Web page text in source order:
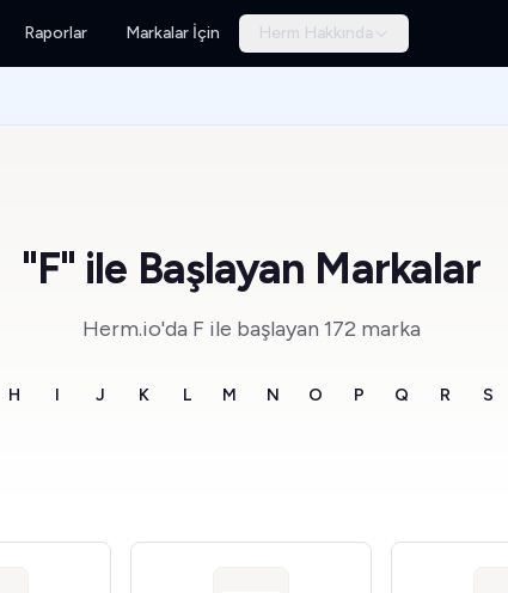
Raporlar Markalar İçin Herm Hakkında
"F" ile Başlayan Markalar
Herm.io'da F ile başlayan 172 marka
H I J K L M N O P Q R S